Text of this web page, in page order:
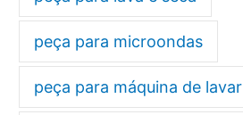
peça para microondas
peça para máquina de lavar